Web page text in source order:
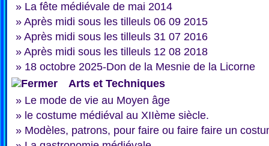
» La fête médiévale de mai 2014
» Après midi sous les tilleuls 06 09 2015
» Après midi sous les tilleuls 31 07 2016
» Après midi sous les tilleuls 12 08 2018
» 18 octobre 2025-Don de la Mesnie de la Licorne
Arts et Techniques
» Le mode de vie au Moyen âge
» le costume médiéval au XIIème siècle.
» Modèles, patrons, pour faire ou faire faire un